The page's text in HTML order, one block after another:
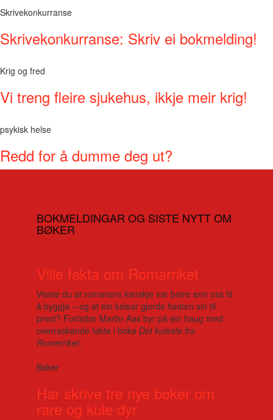
Skrivekonkurranse
Skrivekonkurranse: Skriv ei bokmelding!
Krig og fred
Vi treng fleire sjukehus, ikkje meir krig!
psykisk helse
Redd for å dumme deg ut?
BOKMELDINGAR OG SISTE NYTT OM
BØKER
Ville fakta om Romarriket
Visste du at romarane kanskje var betre enn oss til
å byggja – og at ein keisar gjorde hesten sin til
prest? Forfattar Martin Aas byr på ein haug med
overraskande fakta i boka Det kuleste fra
Romerriket.
Bøker
Har skrive tre nye bøker om
rare og kule dyr